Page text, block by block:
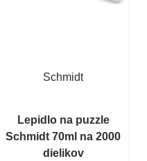
Schmidt
Lepidlo na puzzle
Schmidt 70ml na 2000
dielikov